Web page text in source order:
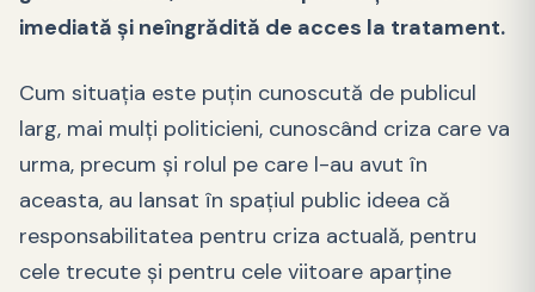
imediată și neîngrădită de acces la tratament.
Cum situația este puțin cunoscută de publicul
larg, mai mulți politicieni, cunoscând criza care va
urma, precum și rolul pe care l-au avut în
aceasta, au lansat în spațiul public ideea că
responsabilitatea pentru criza actuală, pentru
cele trecute și pentru cele viitoare aparține